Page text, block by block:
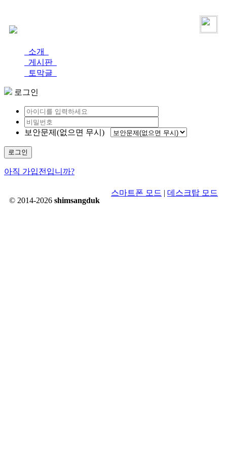
소개
게시판
토막글
로그인
보안문제(없으면 무시)
로그인
아직 가입전입니까?
© 2014-2026 shimsangduk
스마트폰 모드 | 데스크탑 모드